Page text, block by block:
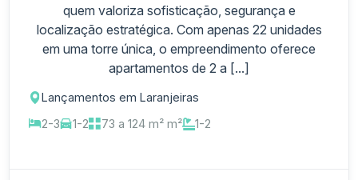
quem valoriza sofisticação, segurança e
localização estratégica. Com apenas 22 unidades
em uma torre única, o empreendimento oferece
apartamentos de 2 a [...]
Lançamentos em Laranjeiras
2-3
1-2 73 a 124 m² m² 1-2